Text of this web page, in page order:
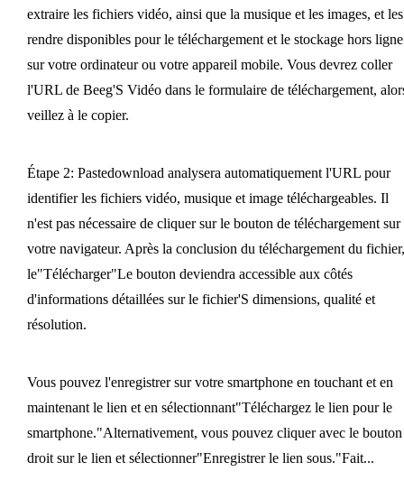
extraire les fichiers vidéo, ainsi que la musique et les images, et les
rendre disponibles pour le téléchargement et le stockage hors ligne
sur votre ordinateur ou votre appareil mobile. Vous devrez coller
l'URL de Beeg'S Vidéo dans le formulaire de téléchargement,
veillez à le copier.
Étape 2: Pastedownload analysera automatiquement l'URL pour
identifier les fichiers vidéo, musique et image téléchargeables. Il
n'est pas nécessaire de cliquer sur le bouton de téléchargement sur
votre navigateur. Après la conclusion du téléchargement du fichier,
le"Télécharger"Le bouton deviendra accessible aux côtés
d'informations détaillées sur le fichier'S dimensions, qualité et
résolution.
Vous pouvez l'enregistrer sur votre smartphone en touchant et en
maintenant le lien et en sélectionnant"Téléchargez le lien pour le
smartphone."Alternativement, vous pouvez cliquer avec le bouton
droit sur le lien et sélectionner"Enregistrer le lien sous."Fait...